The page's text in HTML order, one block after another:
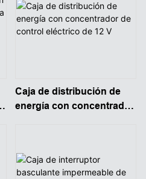
Caja de distribución de
energía con concentrador